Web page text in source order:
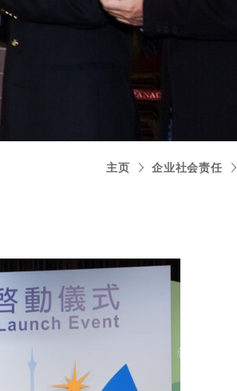
主页 企业社会责任